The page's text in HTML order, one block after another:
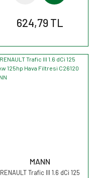
624,79 TL
MANN
RENAULT Trafic III 1.6 dCi 125